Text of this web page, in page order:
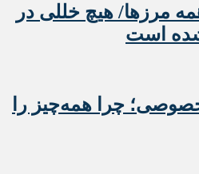
مرزها/ هیچ‌ خللی در
است
چرا همه‌چیز را